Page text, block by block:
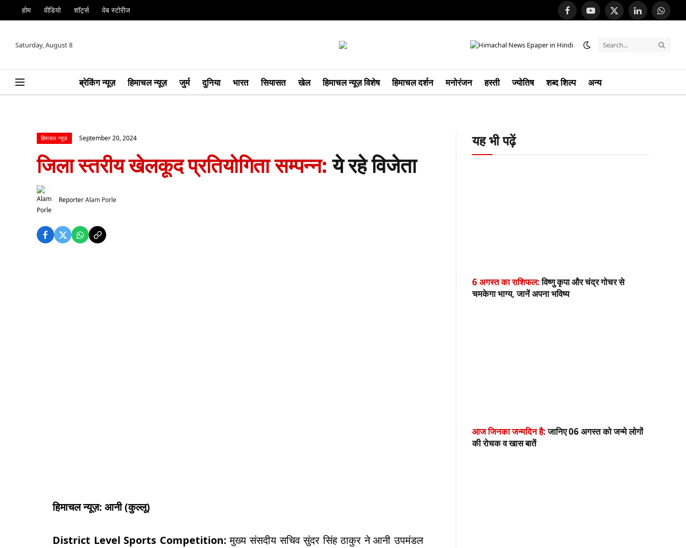
होम वीडियो शॉर्ट्स वेब स्टोरीज FacebookYouTube
X
LinkedIn
Saturday, August 8
ब्रेकिंग न्यूज़ हिमाचल न्यूज़ जुर्म दुनिया भारत सियासत खेल हिमाचल न्यूज़ विशेष हिमाचल दर्शन मनोरंजन हस्ती ज्योतिष शब्द शिल्प अन्य
हिमाचल न्यूज़ September 20, 2024
जिला स्तरीय खेलकूद प्रतियोगिता सम्पन्न:ये रहे विजेता
ReporterAlam Porle
हिमाचल न्यूज़: आनी (कुल्लू)
District Level Sports Competition: मुख्य संसदीय सचिव सुंदर सिंह ठाकुर ने आनी उपमंडल
यह भी पढ़ें
6 अगस्त का राशिफल:विष्णु कृपा और चंद्र गोचर से
चमकेगा भाग्य, जानें अपना भविष्य
आज जिनका जन्मदिन है:जानिए 06 अगस्त को जन्मे लोगों
की रोचक व खास बातें